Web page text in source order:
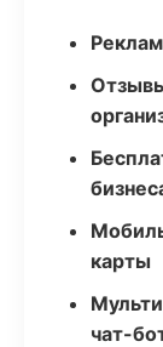
карты
чат-